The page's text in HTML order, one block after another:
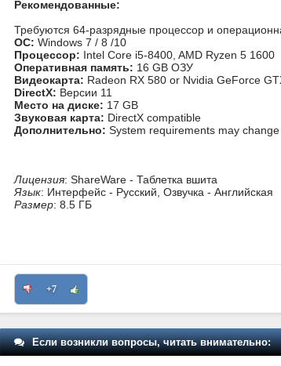
Рекомендованные:
Требуются 64-разрядные процессор и
ОС: Windows 7 / 8 /10
Процессор: Intel Core i5-8400, AMD Ryzen 5 1600
Оперативная память: 16 GB ОЗУ
Видеокарта: Radeon RX 580 or Nvidia GeForce
DirectX: Версии 11
Место на диске: 17 GB
Звуковая карта: DirectX compatible
Дополнительно: System requirements may
Лицензия: ShareWare - Таблетка вшита
Язык: Интерфейс - Русский, Озвучка - Английская
Размер: 8.5 ГБ
+7
Если возникли вопросы, читать внимательно: